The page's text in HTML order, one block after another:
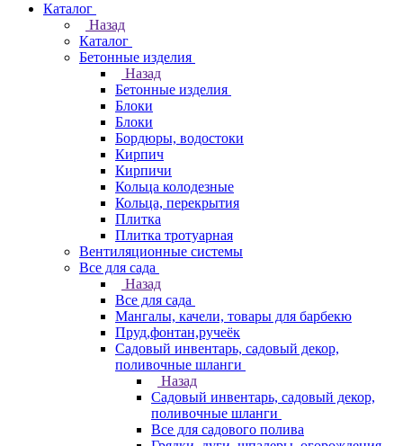
Каталог
Назад
Каталог
Бетонные изделия
Назад
Бетонные изделия
Блоки
Блоки
Бордюры, водостоки
Кирпич
Кирпичи
Кольца колодезные
Кольца, перекрытия
Плитка
Плитка тротуарная
Вентиляционные системы
Все для сада
Назад
Все для сада
Мангалы, качели, товары для барбекю
Пруд,фонтан,ручеёк
Садовый инвентарь, садовый декор,
поливочные шланги
Назад
Садовый инвентарь, садовый декор,
поливочные шланги
Все для садового полива